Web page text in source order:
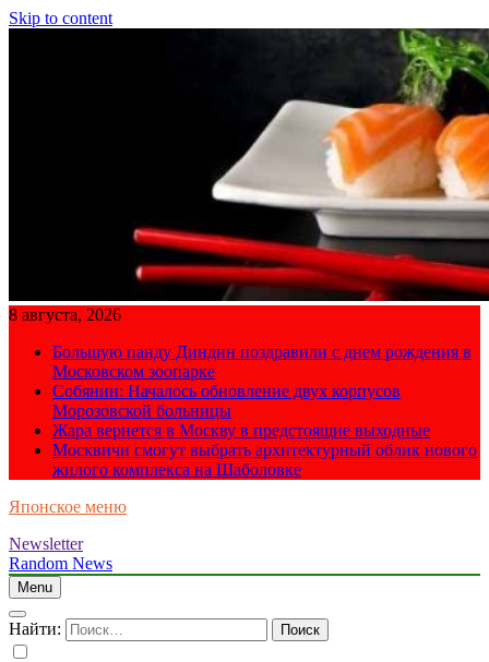
Skip to content
8 августа, 2026
Большую панду Диндин поздравили с днем рождения в
Московском зоопарке
Собянин: Началось обновление двух корпусов
Морозовской больницы
Жара вернется в Москву в предстоящие выходные
Москвичи смогут выбрать архитектурный облик нового
жилого комплекса на Шаболовке
Японское меню
Newsletter
Random News
Menu
Найти: